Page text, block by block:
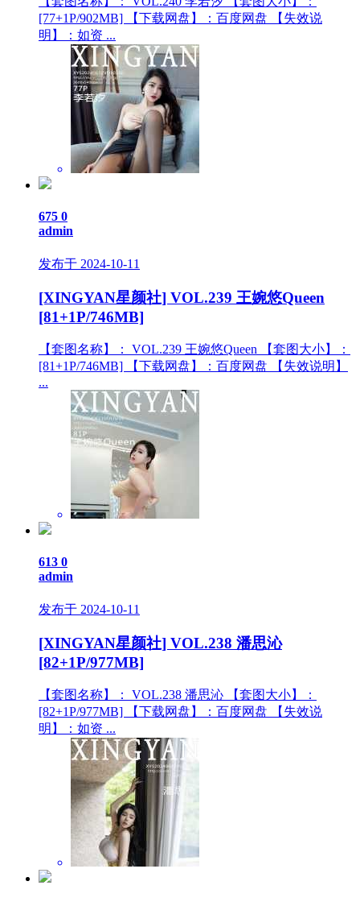
[77+1P/902MB] 【下载网盘】：百度网盘 【失效说
明】：如资 ...
675 0
admin
发布于 2024-10-11
[XINGYAN星颜社] VOL.239 王婉悠Queen
[81+1P/746MB]
【套图名称】： VOL.239 王婉悠Queen 【套图大小】：
[81+1P/746MB] 【下载网盘】：百度网盘 【失效说明】
...
613 0
admin
发布于 2024-10-11
[XINGYAN星颜社] VOL.238 潘思沁
[82+1P/977MB]
【套图名称】： VOL.238 潘思沁 【套图大小】：
[82+1P/977MB] 【下载网盘】：百度网盘 【失效说
明】：如资 ...